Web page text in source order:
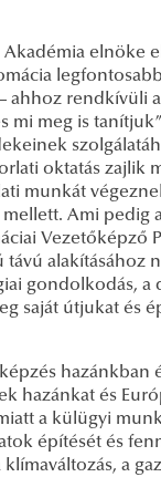
Akadémia elnöke
ahhoz rendkívüli
mi meg is
oktatás zajlik
munkát
Ami pedig
Vezetőképző
távú alakításához
gondolkodás, a
saját útjukat és
hazánkban
hazánkat és
a külügyi
építését és
a